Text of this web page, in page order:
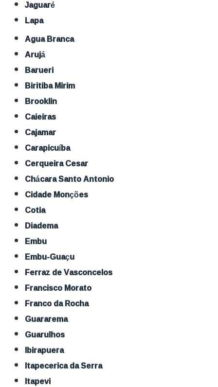
Jaguaré
Lapa
Agua Branca
Arujá
Barueri
Biritiba Mirim
Brooklin
Caieiras
Cajamar
Carapicuíba
Cerqueira Cesar
Chácara Santo Antonio
Cidade Monções
Cotia
Diadema
Embu
Embu-Guaçu
Ferraz de Vasconcelos
Francisco Morato
Franco da Rocha
Guararema
Guarulhos
Ibirapuera
Itapecerica da Serra
Itapevi